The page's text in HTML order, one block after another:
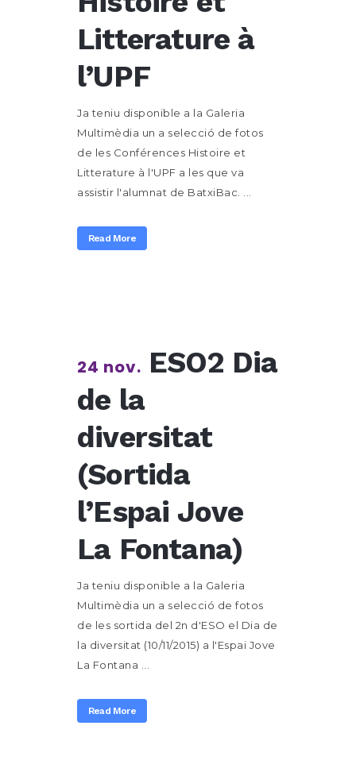
Litterature à
l’UPF
Ja teniu disponible a la Galeria
Multimèdia un a selecció de fotos
de les Conférences Histoire et
Litterature à l'UPF a les que va
assistir l'alumnat de BatxiBac. ...
Read More
24 nov. ESO2 Dia
de la
diversitat
(Sortida
l’Espai Jove
La Fontana)
Ja teniu disponible a la Galeria
Multimèdia un a selecció de fotos
de les sortida del 2n d'ESO el Dia de
la diversitat (10/11/2015) a l'Espai Jove
La Fontana ...
Read More